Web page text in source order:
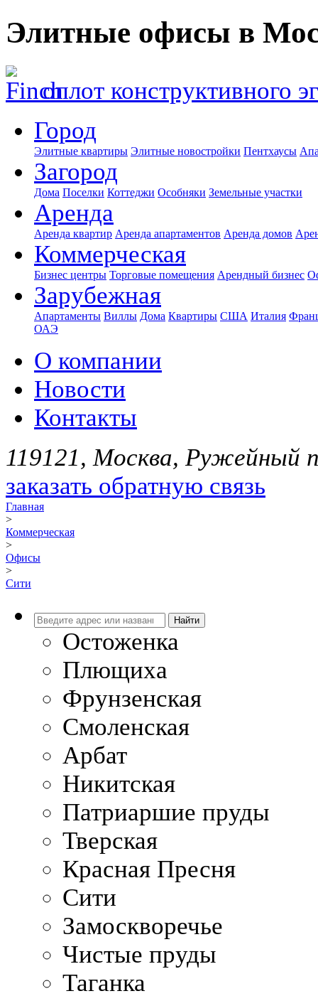
Элитные офисы в
оплот конструктивного
Город
Элитные квартиры Элитные новостройки Пентхаусы
Загород
Дома Поселки Коттеджи Особняки Земельные участки
Аренда
Аренда квартир Аренда апартаментов Аренда домов
Коммерческая
Бизнес центры Торговые помещения Арендный бизнес
Зарубежная
Апартаменты Виллы Дома Квартиры США Италия
ОАЭ
О компании
Новости
Контакты
119121, Москва, Ружейный
заказать обратную связь
Главная
>
Коммерческая
>
Офисы
>
Сити
Остоженка
Плющиха
Фрунзенская
Смоленская
Арбат
Никитская
Патриаршие пруды
Тверская
Красная Пресня
Сити
Замоскворечье
Чистые пруды
Таганка